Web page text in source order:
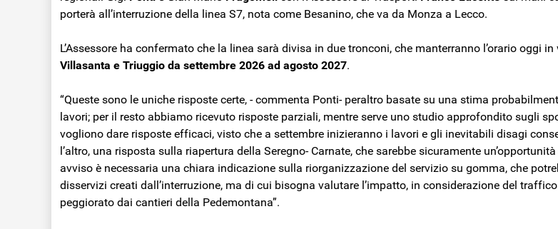
porterà all’interruzione della linea S7, nota come Besanino, che va da Monza a Lecco.
L’Assessore ha confermato che la linea sarà divisa in due tronconi, che manterranno l’orario oggi in
Villasanta e Triuggio da settembre 2026 ad agosto 2027.
“Queste sono le uniche risposte certe, - commenta Ponti- peraltro basate su una stima
lavori; per il resto abbiamo ricevuto risposte parziali, mentre serve uno studio approfondito sugli
vogliono dare risposte efficaci, visto che a settembre inizieranno i lavori e gli inevitabili disagi
l’altro, una risposta sulla riapertura della Seregno- Carnate, che sarebbe sicuramente
avviso è necessaria una chiara indicazione sulla riorganizzazione del servizio su gomma, che
disservizi creati dall’interruzione, ma di cui bisogna valutare l’impatto, in considerazione del
peggiorato dai cantieri della Pedemontana”.